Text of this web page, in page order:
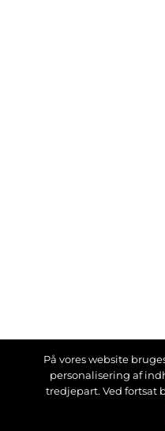
På vores website
personalisering af
tredjepart. Ved fortsat